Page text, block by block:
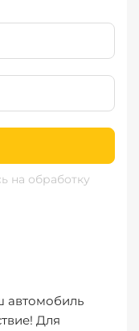
на обработку
автомобиль
Для